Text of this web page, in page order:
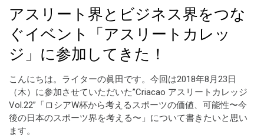
アスリート界とビジネス界をつな
ぐイベント「アスリートカレッ
ジ」に参加してきた！
こんにちは。ライターの眞田です。今回は2018年8月23日
（木）に参加させていただいた”Criacao アスリートカレッジ
Vol.22”「ロシアW杯から考えるスポーツの価値、可能性〜今
後の日本のスポーツ界を考える〜」について書きたいと思い
ます。